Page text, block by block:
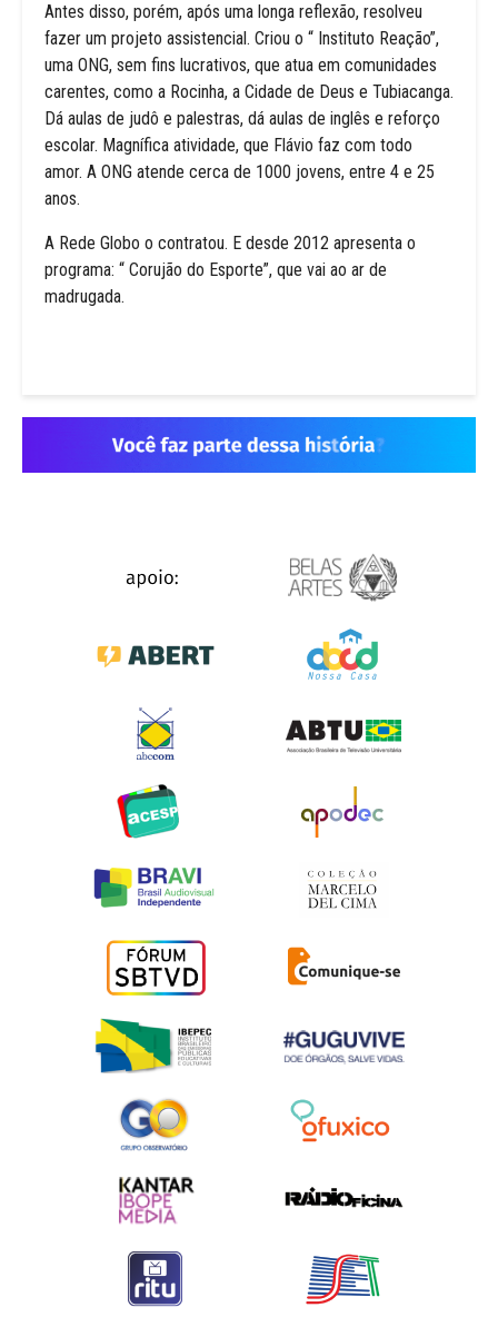
Antes disso, porém, após uma longa reflexão, resolveu
fazer um projeto assistencial. Criou o “ Instituto Reação”,
uma ONG, sem fins lucrativos, que atua em comunidades
carentes, como a Rocinha, a Cidade de Deus e Tubiacanga.
Dá aulas de judô e palestras, dá aulas de inglês e reforço
escolar. Magnífica atividade, que Flávio faz com todo
amor. A ONG atende cerca de 1000 jovens, entre 4 e 25
anos.
A Rede Globo o contratou. E desde 2012 apresenta o
programa: “ Corujão do Esporte”, que vai ao ar de
madrugada.